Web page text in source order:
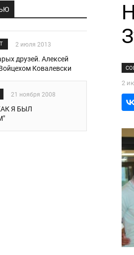
2 июля 2013
друзей. Алексей
Ковалевски
21 ноября 2008
Я БЫЛ
2